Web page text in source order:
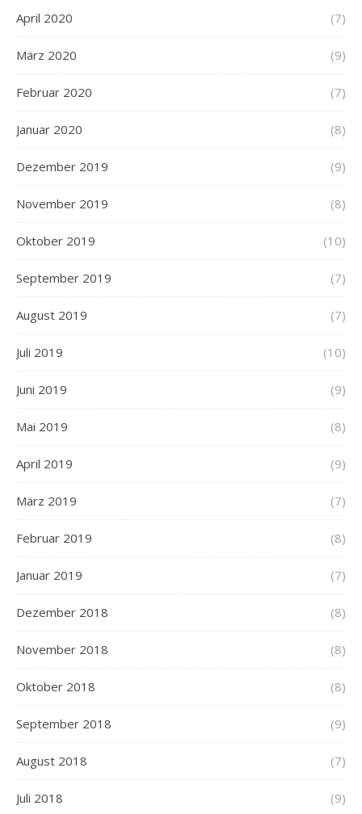
April 2020 (7)
März 2020 (9)
Februar 2020 (7)
Januar 2020 (8)
Dezember 2019 (9)
November 2019 (8)
Oktober 2019 (10)
September 2019 (7)
August 2019 (7)
Juli 2019 (10)
Juni 2019 (9)
Mai 2019 (8)
April 2019 (9)
März 2019 (7)
Februar 2019 (8)
Januar 2019 (7)
Dezember 2018 (8)
November 2018 (8)
Oktober 2018 (8)
September 2018 (9)
August 2018 (7)
Juli 2018 (9)